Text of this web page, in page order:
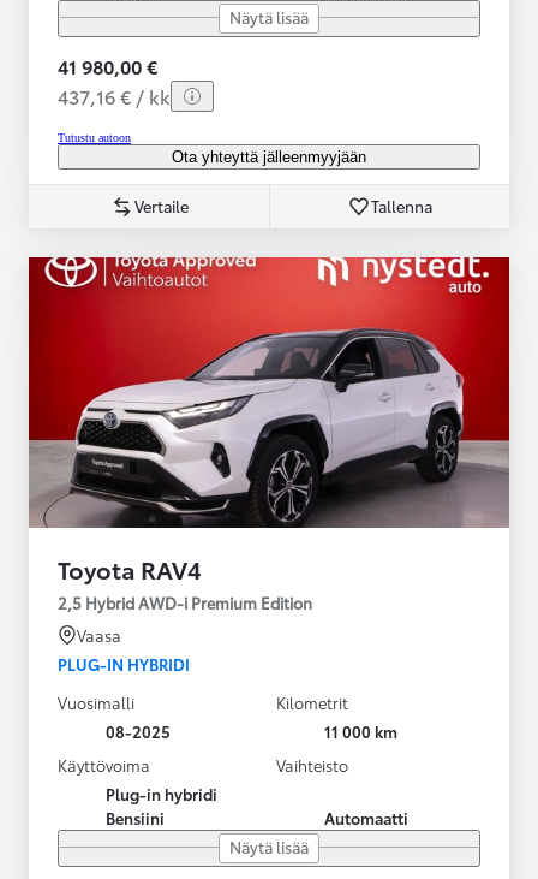
Näytä lisää
41 980,00 €
437,16 € / kk
Tutustu autoon
Ota yhteyttä jälleenmyyjään
Vertaile Tallenna
Toyota RAV4
2,5 Hybrid AWD-i Premium Edition
Vaasa
PLUG-IN HYBRIDI
Vuosimalli
08-2025
Kilometrit
11 000 km
Käyttövoima
Plug-in hybridi
Bensiini
Vaihteisto
Automaatti
Näytä lisää